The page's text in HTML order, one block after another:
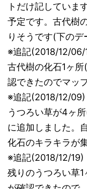
トだけ記していま
予定です。古代樹
りそうです(下のデ
※追記(2018/12/06/
古代樹の化石1ヶ
認できたのでマッ
※追記(2018/12/09)
うつろい草が4ヶ
に追加しました。
化石のキラキラが
※追記(2018/12/19)
残りのうつろい草